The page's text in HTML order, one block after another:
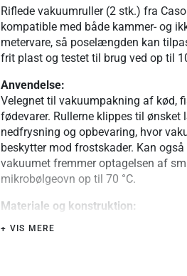
Riflede vakuumruller (2 stk.) fra
kompatible med både kammer- og
metervare, så poselængden kan
frit plast og testet til brug ved op til
Anvendelse:
Velegnet til vakuumpakning af kød,
fødevarer. Rullerne klippes til
nedfrysning og opbevaring, hvor
beskytter mod frostskader. Kan
vakuumet fremmer optagelsen af
mikrobølgeovn op til 70 °C.
Materiale og konstruktion:
Fremstillet i BPA-frit plast med en
+ VIS MERE